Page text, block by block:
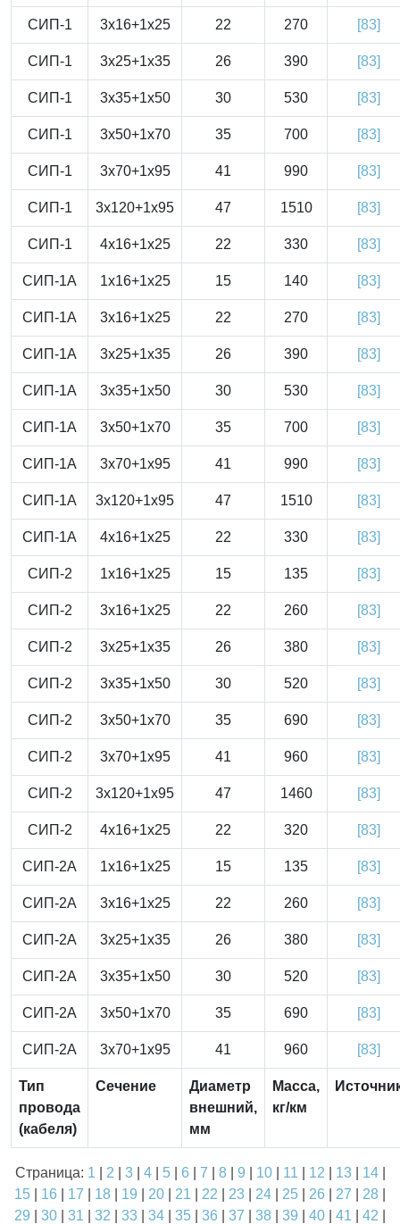
СИП-1 3x16+1x25 22 270 [83]
СИП-1 3x25+1x35 26 390 [83]
СИП-1 3x35+1x50 30 530 [83]
СИП-1 3x50+1x70 35 700 [83]
СИП-1 3x70+1x95 41 990 [83]
СИП-1 3x120+1x95 47 1510 [83]
СИП-1 4x16+1x25 22 330 [83]
СИП-1А 1x16+1x25 15 140 [83]
СИП-1А 3x16+1x25 22 270 [83]
СИП-1А 3x25+1x35 26 390 [83]
СИП-1А 3x35+1x50 30 530 [83]
СИП-1А 3x50+1x70 35 700 [83]
СИП-1А 3x70+1x95 41 990 [83]
СИП-1А 3x120+1x95 47 1510 [83]
СИП-1А 4x16+1x25 22 330 [83]
СИП-2 1x16+1x25 15 135 [83]
СИП-2 3x16+1x25 22 260 [83]
СИП-2 3x25+1x35 26 380 [83]
СИП-2 3x35+1x50 30 520 [83]
СИП-2 3x50+1x70 35 690 [83]
СИП-2 3x70+1x95 41 960 [83]
СИП-2 3x120+1x95 47 1460 [83]
СИП-2 4x16+1x25 22 320 [83]
СИП-2А 1x16+1x25 15 135 [83]
СИП-2А 3x16+1x25 22 260 [83]
СИП-2А 3x25+1x35 26 380 [83]
СИП-2А 3x35+1x50 30 520 [83]
СИП-2А 3x50+1x70 35 690 [83]
СИП-2А 3x70+1x95 41 960 [83]
Тип
провода
(кабеля)
Сечение
Диаметр
внешний,
мм
Масса,
кг/км
Страница: 1 2 3| 4| 5| 6 7 8| 9 10| 11 12 13| 14|
15
16 17 18 19 20 21 22 23 24 25 26 27 28
29
30 31 32 33 34 35 36 37 38 39 40 41 42